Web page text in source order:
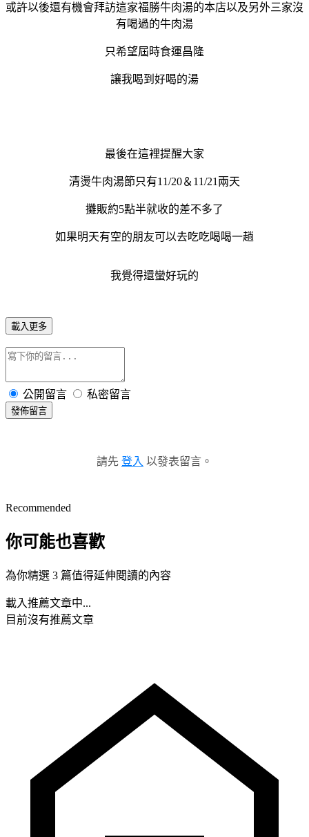
或許以後還有機會拜訪這家福勝牛肉湯的本店以及另外三家沒
有喝過的牛肉湯
只希望屆時食運昌隆
讓我喝到好喝的湯
最後在這裡提醒大家
清燙牛肉湯節只有11/20＆11/21兩天
攤販約5點半就收的差不多了
如果明天有空的朋友可以去吃吃喝喝一趟
我覺得還蠻好玩的
載入更多
公開留言 私密留言
發佈留言
請先 登入 以發表留言。
Recommended
你可能也喜歡
為你精選 3 篇值得延伸閱讀的內容
載入推薦文章中...
目前沒有推薦文章